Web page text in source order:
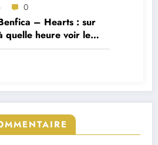
0
– Hearts : sur
quelle heure voir le